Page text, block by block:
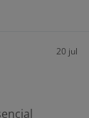
20 jul